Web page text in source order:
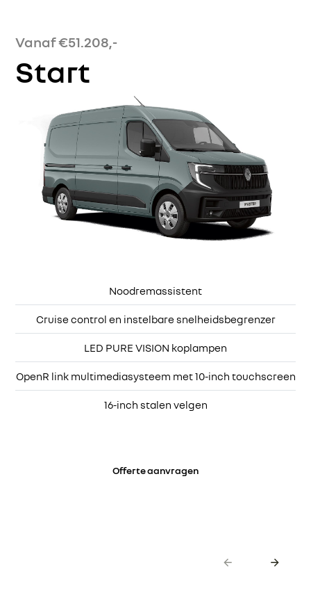
Vanaf €51.208,-
Start
Noodremassistent
Cruise control en instelbare snelheidsbegrenzer
LED PURE VISION koplampen
OpenR link multimediasysteem met 10-inch touchscreen
16-inch stalen velgen
Offerte aanvragen